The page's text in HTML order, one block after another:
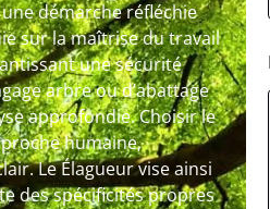
démarche réfléchie
sur la maîtrise du travail
une sécurité
arbre ou d’abattage
approfondie. Choisir le
humaine,
Le Élagueur vise ainsi
des spécificités propres